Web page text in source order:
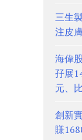
三生
注皮
海偉
孖展
元、
創新
賺